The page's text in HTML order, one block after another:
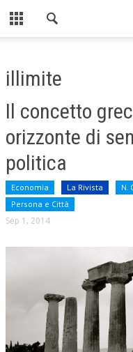
CHI SIAMO
MISSION
CONTATTI
CENTRO STUDI
ATTO COSTITUTIVO E
DIREZIONE SCIENTIFICA
ALTA FORMAZIONE
CORSI CE.S.E.D.
illimite
Il concetto
orizzonte di
politica
Economia La Rivista N.
Persona e Città
Sep 1, 2014